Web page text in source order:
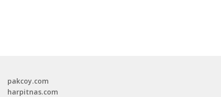
pakcoy.com
harpitnas.com